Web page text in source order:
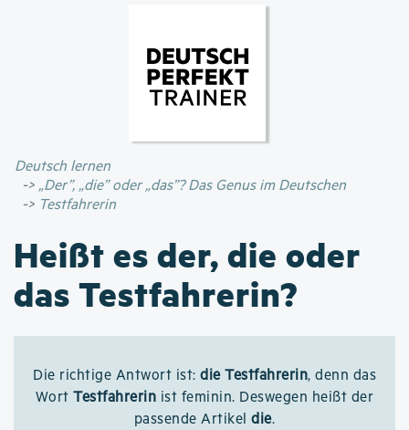
Inhalt
Deutsch lernen
„Der”, „die” oder „das”? Das Genus im Deutschen
Testfahrerin
Heißt es der, die oder
das Testfahrerin?
Die richtige Antwort ist: die Testfahrerin, denn das
WortTestfahrerin ist feminin. Deswegen heißt der
passende Artikeldie.